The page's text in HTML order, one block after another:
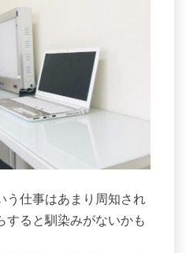
う仕事はあまり周知され
すると馴染みがないかも